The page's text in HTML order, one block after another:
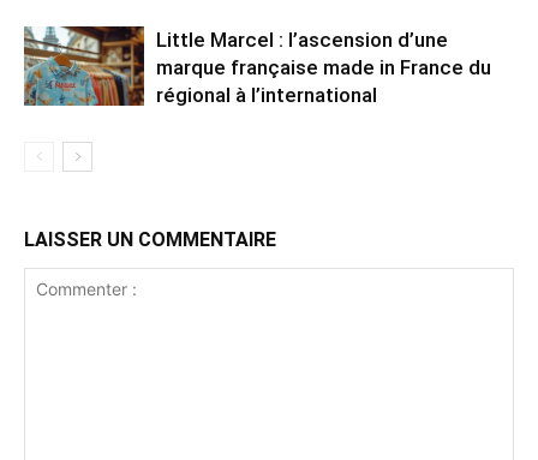
Little Marcel : l’ascension d’une
marque française made in France du
régional à l’international
LAISSER UN COMMENTAIRE